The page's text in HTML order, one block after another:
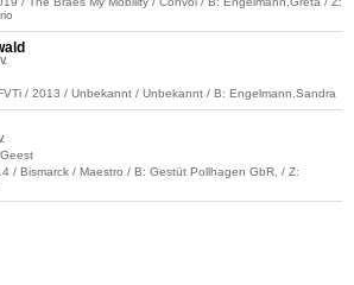
/ 2013 / Unbekannt / Unbekannt / B: Engelmann,Sandra
/ Bismarck / Maestro / B: Gestüt Pollhagen GbR, / Z: